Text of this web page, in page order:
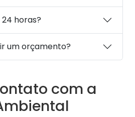
horas?
um orçamento?
com a